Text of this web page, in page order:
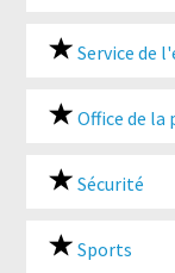
Service de
Office de
Sécurité
Sports